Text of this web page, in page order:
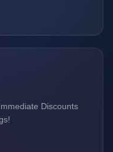
Discounts